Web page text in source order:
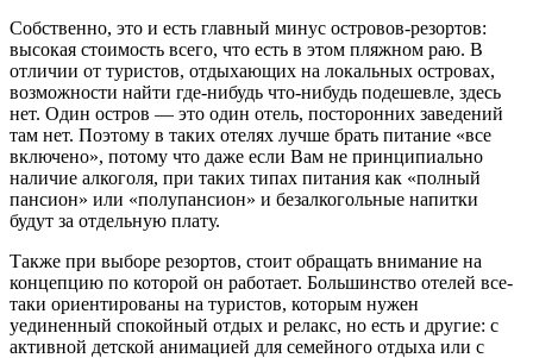
Собственно, это и есть главный минус островов-резортов:
высокая стоимость всего, что есть в этом пляжном раю. В
отличии от туристов, отдыхающих на локальных островах,
возможности найти где-нибудь что-нибудь подешевле, здесь
нет. Один остров — это один отель, посторонних заведений
там нет. Поэтому в таких отелях лучше брать питание «все
включено», потому что даже если Вам не принципиально
наличие алкоголя, при таких типах питания как «полный
пансион» или «полупансион» и безалкогольные напитки
будут за отдельную плату.
Также при выборе резортов, стоит обращать внимание на
концепцию по которой он работает. Большинство отелей все-
таки ориентированы на туристов, которым нужен
уединенный спокойный отдых и релакс, но есть и другие: с
активной детской анимацией для семейного отдыха или с